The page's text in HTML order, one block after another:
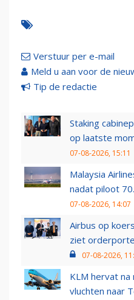
Verstuur per e-mail
Meld u aan voor de
Tip de redactie
Staking
op laatste
07-08-2026, 15:11
Malaysia
nadat piloot
07-08-2026, 14:07
Airbus op
ziet
07-08-2026,
KLM hervat
vluchten naar